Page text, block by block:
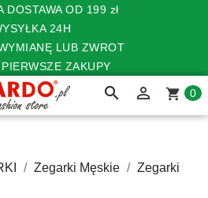
DOSTAWA OD 199 zł
24H
LUB ZWROT
ZAKUPY
search  shopping_cart 0
Zegarki Męskie
Zegarki